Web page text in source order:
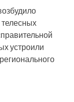
устроили